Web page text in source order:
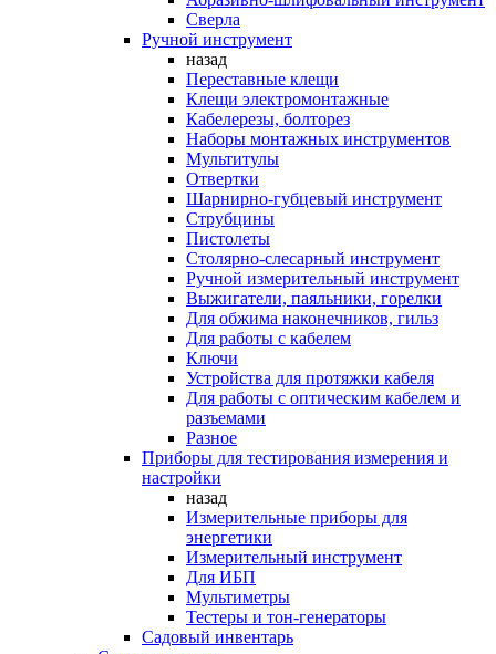
Сверла
Ручной инструмент
назад
Переставные клещи
Клещи электромонтажные
Кабелерезы, болторез
Наборы монтажных инструментов
Мультитулы
Отвертки
Шарнирно-губцевый инструмент
Струбцины
Пистолеты
Столярно-слесарный инструмент
Ручной измерительный инструмент
Выжигатели, паяльники, горелки
Для обжима наконечников, гильз
Для работы с кабелем
Ключи
Устройства для протяжки кабеля
Для работы с оптическим кабелем и
разъемами
Разное
Приборы для тестирования измерения и
настройки
назад
Измерительные приборы для
энергетики
Измерительный инструмент
Для ИБП
Мультиметры
Тестеры и тон-генераторы
Садовый инвентарь